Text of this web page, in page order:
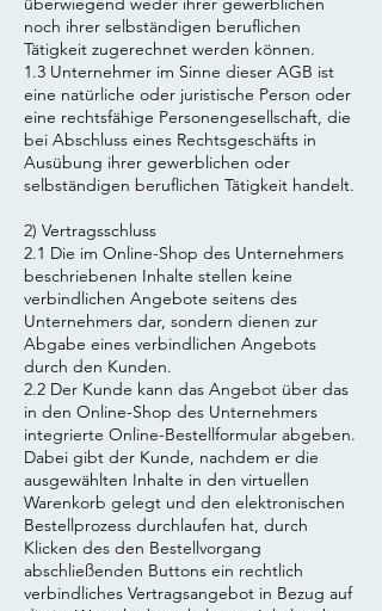
noch ihrer selbständigen beruflichen
Tätigkeit zugerechnet werden können.
1.3 Unternehmer im Sinne dieser AGB ist
eine natürliche oder juristische Person oder
eine rechtsfähige Personengesellschaft, die
bei Abschluss eines Rechtsgeschäfts in
Ausübung ihrer gewerblichen oder
selbständigen beruflichen Tätigkeit handelt.
2) Vertragsschluss
2.1 Die im Online-Shop des Unternehmers
beschriebenen Inhalte stellen keine
verbindlichen Angebote seitens des
Unternehmers dar, sondern dienen zur
Abgabe eines verbindlichen Angebots
durch den Kunden.
2.2 Der Kunde kann das Angebot über das
in den Online-Shop des Unternehmers
integrierte Online-Bestellformular abgeben.
Dabei gibt der Kunde, nachdem er die
ausgewählten Inhalte in den virtuellen
Warenkorb gelegt und den elektronischen
Bestellprozess durchlaufen hat, durch
Klicken des den Bestellvorgang
abschließenden Buttons ein rechtlich
verbindliches Vertragsangebot in Bezug auf